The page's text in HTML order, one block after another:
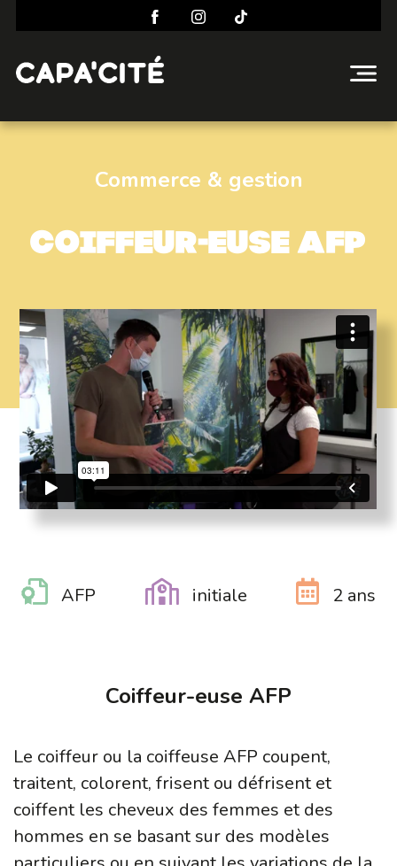
Commerce & gestion
Coiffeur-euse AFP
AFP initiale 2 ans
Coiffeur-euse AFP
Le coiffeur ou la coiffeuse AFP coupent,
traitent, colorent, frisent ou défrisent et
coiffent les cheveux des femmes et des
hommes en se basant sur des modèles